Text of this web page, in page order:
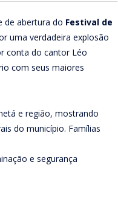
de abertura do Festival de
uma verdadeira explosão
conta do cantor Léo
com seus maiores
e região, mostrando
do município. Famílias
e segurança